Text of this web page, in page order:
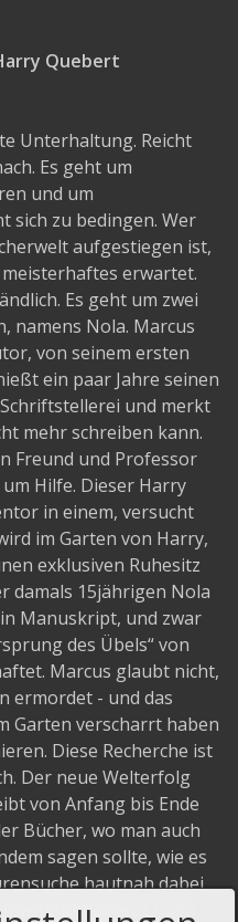
Quebert
Unterhaltung. Reicht
Es geht um
und um
sich zu bedingen. Wer
aufgestiegen ist,
erwartet.
Es geht um zwei
namens Nola. Marcus
von seinem ersten
ein paar Jahre seinen
und merkt
mehr schreiben kann.
Freund und Professor
Hilfe. Dieser Harry
in einem, versucht
im Garten von Harry,
exklusiven Ruhesitz
damals 15jährigen Nola
Manuskript, und zwar
des Übels“ von
Marcus glaubt nicht,
ermordet - und das
Garten verscharrt haben
Diese Recherche ist
Der neue Welterfolg
von Anfang bis Ende
Bücher, wo man auch
sagen sollte, wie es
hautnah dabei,
Lügen